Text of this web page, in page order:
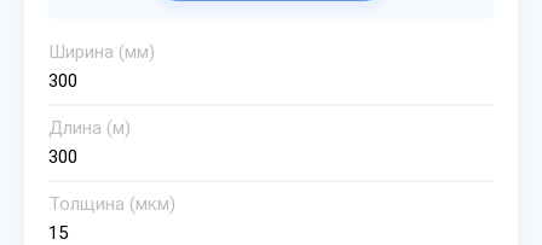
Ширина (мм)
300
Длина (м)
300
Толщина (мкм)
15